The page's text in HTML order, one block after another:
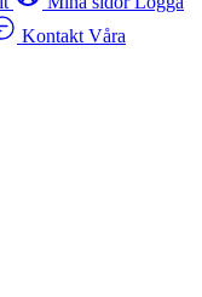
Kontakt Våra